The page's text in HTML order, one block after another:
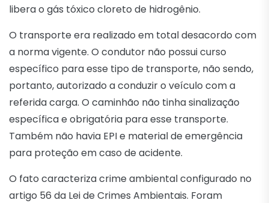
libera o gás tóxico cloreto de hidrogênio.
O transporte era realizado em total desacordo com
a norma vigente. O condutor não possui curso
específico para esse tipo de transporte, não sendo,
portanto, autorizado a conduzir o veículo com a
referida carga. O caminhão não tinha sinalização
específica e obrigatória para esse transporte.
Também não havia EPI e material de emergência
para proteção em caso de acidente.
O fato caracteriza crime ambiental configurado no
artigo 56 da Lei de Crimes Ambientais. Foram